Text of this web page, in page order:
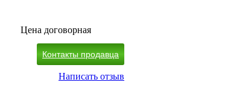
Цена договорная
Контакты продавца
Написать отзыв